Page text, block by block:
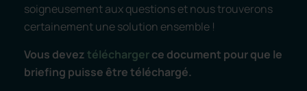
soigneusement aux questions et nous trouverons
certainement une solution ensemble !
Vous deveztéléchargerce document pour que le
briefing puisse être téléchargé.